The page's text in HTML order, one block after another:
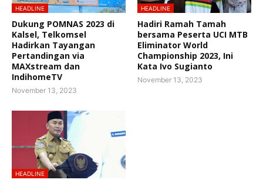
HEADLINE
Dukung POMNAS 2023 di
Kalsel, Telkomsel
Hadirkan Tayangan
Pertandingan via
MAXstream dan
IndihomeTV
November 13, 2023
HEADLINE
Hadiri Ramah Tamah
bersama Peserta UCI MTB
Eliminator World
Championship 2023, Ini
Kata Ivo Sugianto
November 13, 2023
HEADLINE